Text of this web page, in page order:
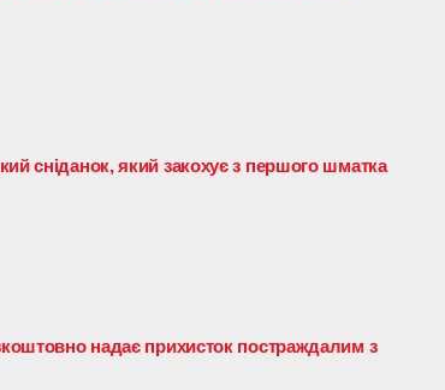
сніданок, який закохує з першого шматка
надає прихисток постраждалим з